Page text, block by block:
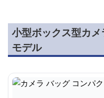
小型ボックス型カ
モデル